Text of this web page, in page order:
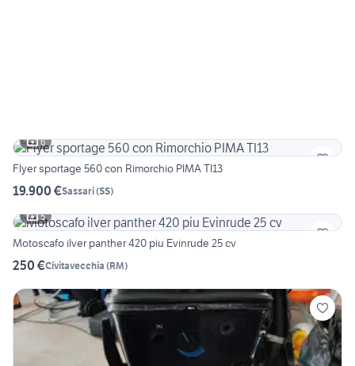
6
Flyer sportage 560 con Rimorchio PIMA TI13
19.900 €Sassari(SS)
5
Motoscafo ilver panther 420 piu Evinrude 25 cv
250 €Civitavecchia (RM)